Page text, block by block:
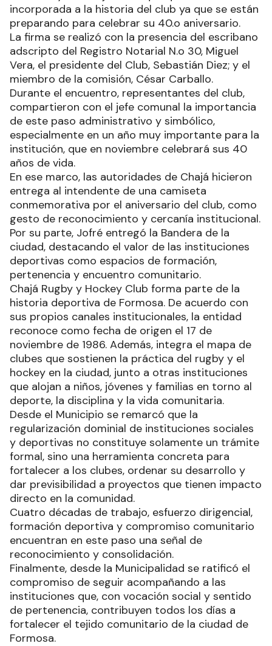
incorporada a la historia del club ya que se están
preparando para celebrar su 40.o aniversario.
La firma se realizó con la presencia del escribano
adscripto del Registro Notarial N.o 30, Miguel
Vera, el presidente del Club, Sebastián Diez; y el
miembro de la comisión, César Carballo.
Durante el encuentro, representantes del club,
compartieron con el jefe comunal la importancia
de este paso administrativo y simbólico,
especialmente en un año muy importante para la
institución, que en noviembre celebrará sus 40
años de vida.
En ese marco, las autoridades de Chajá hicieron
entrega al intendente de una camiseta
conmemorativa por el aniversario del club, como
gesto de reconocimiento y cercanía institucional.
Por su parte, Jofré entregó la Bandera de la
ciudad, destacando el valor de las instituciones
deportivas como espacios de formación,
pertenencia y encuentro comunitario.
Chajá Rugby y Hockey Club forma parte de la
historia deportiva de Formosa. De acuerdo con
sus propios canales institucionales, la entidad
reconoce como fecha de origen el 17 de
noviembre de 1986. Además, integra el mapa de
clubes que sostienen la práctica del rugby y el
hockey en la ciudad, junto a otras instituciones
que alojan a niños, jóvenes y familias en torno al
deporte, la disciplina y la vida comunitaria.
Desde el Municipio se remarcó que la
regularización dominial de instituciones sociales
y deportivas no constituye solamente un trámite
formal, sino una herramienta concreta para
fortalecer a los clubes, ordenar su desarrollo y
dar previsibilidad a proyectos que tienen impacto
directo en la comunidad.
Cuatro décadas de trabajo, esfuerzo dirigencial,
formación deportiva y compromiso comunitario
encuentran en este paso una señal de
reconocimiento y consolidación.
Finalmente, desde la Municipalidad se ratificó el
compromiso de seguir acompañando a las
instituciones que, con vocación social y sentido
de pertenencia, contribuyen todos los días a
fortalecer el tejido comunitario de la ciudad de
Formosa.